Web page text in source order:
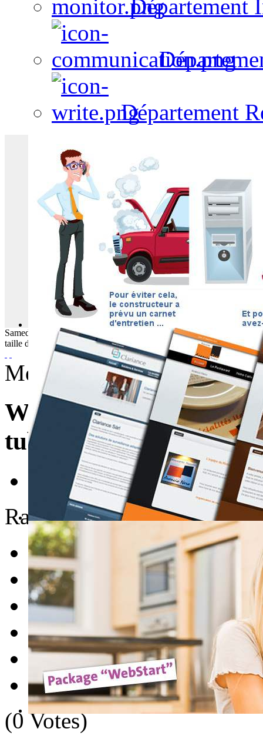
Département
Département
Samedi Août 2026
taille du texte
Mercredi, 19 Octobre 2016
WebBuzz du 19/10/
tubes cathodiques-
E-mail
Rate this item
1
2
3
4
5
(0 Votes)